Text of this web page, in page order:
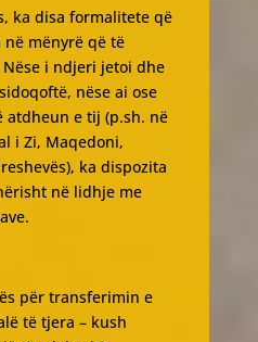
ka disa formalitete që
mënyrë që të
i ndjeri jetoi dhe
nëse ai ose
atdheun e tij (p.sh. në
i Zi, Maqedoni,
ka dispozita
në lidhje me
për transferimin e
të tjera – kush